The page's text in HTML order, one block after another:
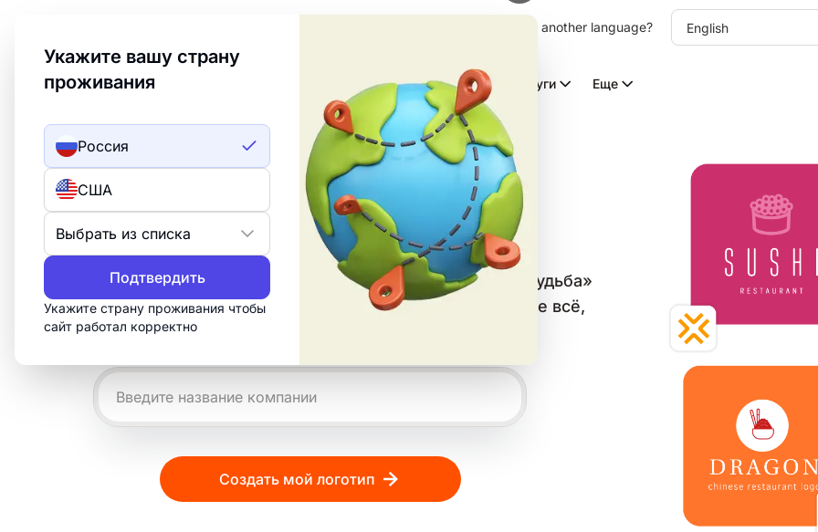
Укажите вашу страну
проживания
Россия
США
Выбрать из списка
Подтвердить
Укажите страну проживания чтобы
сайт работал корректно
Welcome to Turbologo! This page is available in another language. Choose another language?
ИИ лого Видео с ИИ Услуги Еще
Примеры логотипов
судьбы
Создайте профессиональный логотип в категории «Судьба»
за 15 минут. Настройте бесплатный шаблон и скачайте всё,
что нужно для печати, веба и социальных сетей.
Создать мой логотип